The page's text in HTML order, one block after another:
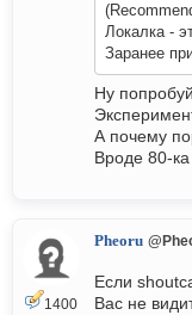
Локалка -
Заранее
Ну
А почему
Вроде 80-ка
1400
Pheoru
Если
Вас не